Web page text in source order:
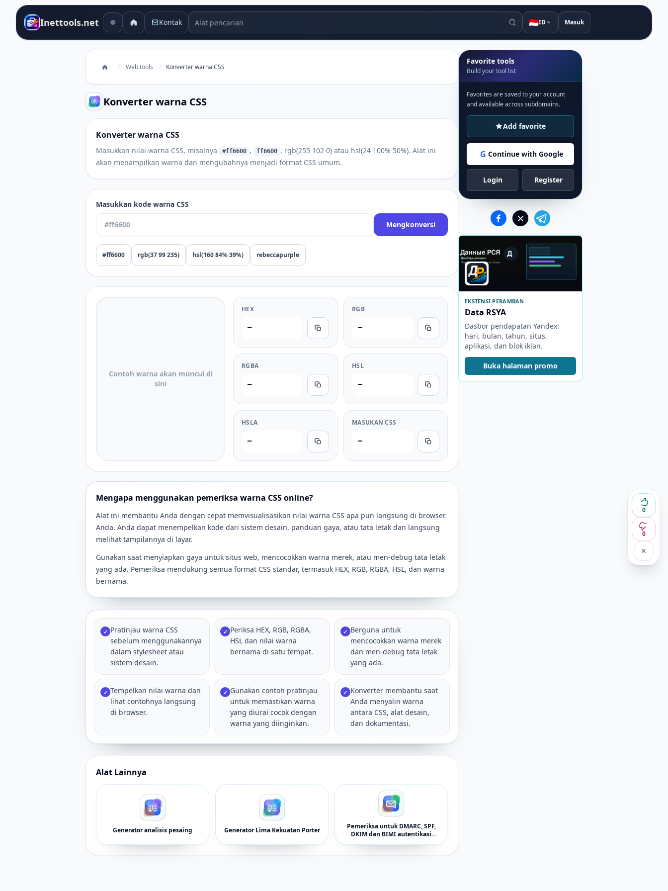
Inettools.net Kontak Alat pencarian 🇮🇩ID Masuk
/ Web tools / Konverter warna CSS
Konverter warna CSS
0
0
Konverter warna CSS
Masukkan nilai warna CSS, misalnya #ff6600 , ff6600 , rgb(255 102 0) atau hsl(24 100% 50%). Alat ini
akan menampilkan warna dan mengubahnya menjadi format CSS umum.
Masukkan kode warna CSS
Mengkonversi
#ff6600 rgb(37 99 235) hsl(160 84% 39%) rebeccapurple
Contoh warna akan muncul di
sini
HEX
—
RGB
—
RGBA
—
HSL
—
HSLA
—
MASUKAN CSS
—
Mengapa menggunakan pemeriksa warna CSS online?
Alat ini membantu Anda dengan cepat memvisualisasikan nilai warna CSS apa pun langsung di browser
Anda. Anda dapat menempelkan kode dari sistem desain, panduan gaya, atau tata letak dan langsung
melihat tampilannya di layar.
Gunakan saat menyiapkan gaya untuk situs web, mencocokkan warna merek, atau men-debug tata letak
yang ada. Pemeriksa mendukung semua format CSS standar, termasuk HEX, RGB, RGBA, HSL, dan warna
bernama.
✓ Pratinjau warna CSS
sebelum menggunakannya
dalam stylesheet atau
sistem desain.
✓ Periksa HEX, RGB, RGBA,
HSL dan nilai warna
bernama di satu tempat.
✓ Berguna untuk
mencocokkan warna merek
dan men-debug tata letak
yang ada.
✓ Tempelkan nilai warna dan
lihat contohnya langsung
di browser.
✓ Gunakan contoh pratinjau
untuk memastikan warna
yang diurai cocok dengan
warna yang diinginkan.
✓ Konverter membantu saat
Anda menyalin warna
antara CSS, alat desain,
dan dokumentasi.
Alat Lainnya
Generator analisis pesaing Generator Lima Kekuatan Porter
Pemeriksa untuk DMARC, SPF,
DKIM dan BIMI autentikasi
Favorite tools
Build your tool list
Favorites are saved to your account
and available across subdomains.
Add favorite
G Continue with Google
Login Register
EKSTENSI PERAMBAN
Data RSYA
Dasbor pendapatan Yandex:
hari, bulan, tahun, situs,
aplikasi, dan blok iklan.
Buka halaman promo